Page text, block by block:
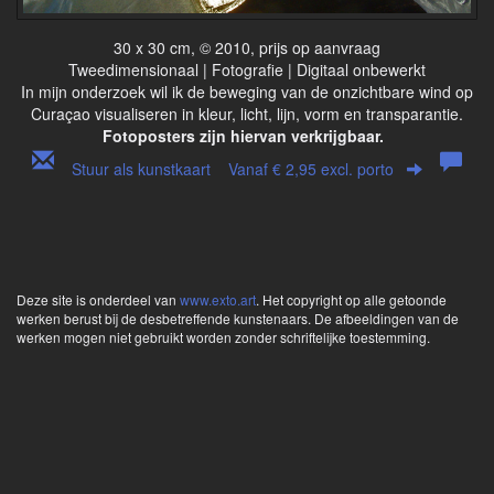
30 x 30 cm, © 2010, prijs op aanvraag
Tweedimensionaal | Fotografie | Digitaal onbewerkt
In mijn onderzoek wil ik de beweging van de onzichtbare wind op
Curaçao visualiseren in kleur, licht, lijn, vorm en transparantie.
Fotoposters zijn hiervan verkrijgbaar.
Stuur als kunstkaart Vanaf € 2,95 excl. porto
Deze site is onderdeel van www.exto.art. Het copyright op alle getoonde
werken berust bij de desbetreffende kunstenaars. De afbeeldingen van de
werken mogen niet gebruikt worden zonder schriftelijke toestemming.